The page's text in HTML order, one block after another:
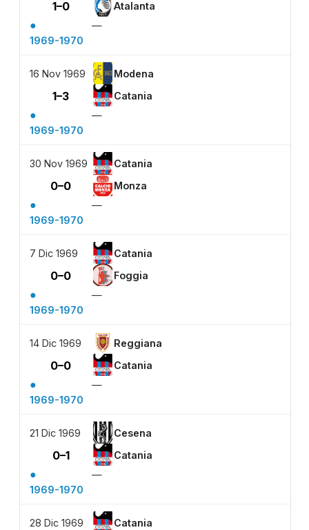
1–0 Atalanta
●
—
1969-1970
16 Nov 1969 Modena
1–3 Catania
●
—
1969-1970
30 Nov 1969 Catania
0–0 Monza
●
—
1969-1970
7 Dic 1969 Catania
0–0 Foggia
●
—
1969-1970
14 Dic 1969 Reggiana
0–0 Catania
●
—
1969-1970
21 Dic 1969 Cesena
0–1 Catania
●
—
1969-1970
28 Dic 1969 Catania